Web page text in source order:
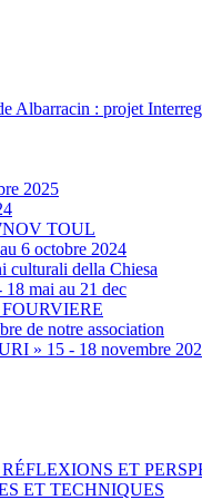
Albarracin : projet Interreg
2025
TOUL
6 octobre 2024
culturali della Chiesa
mai au 21 dec
de notre association
» 15 ‐ 18 novembre
ET
ET TECHNIQUES